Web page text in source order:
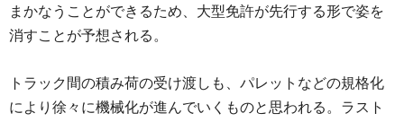
まかなうことができるため、大型免許が先行する形で姿を
消すことが予想される。
トラック間の積み荷の受け渡しも、パレットなどの規格化
により徐々に機械化が進んでいくものと思われる。ラスト